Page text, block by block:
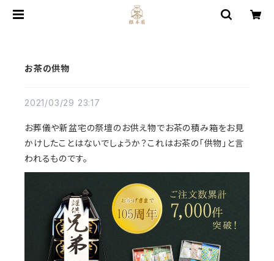
お茶の供物
2021/03/29 23:17
お葬儀や新盆宅の祭壇のお供え物でお茶の積み箱をお見
かけしたことはないでしょうか？これはお茶の「供物」と言
われるものです。